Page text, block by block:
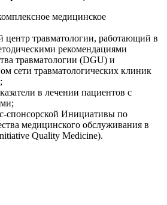
медицинское
центр травматологии, работающий в
рекомендациями
травматологии (DGU) и
сети травматологических клиник
в лечении пациентов с
спонсорской Инициативы по
медицинского обслуживания в
Quality Medicine).